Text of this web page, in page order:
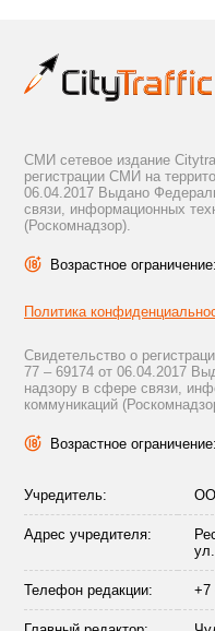
СМИ сетевое издание
регистрации СМИ на
06.04.2017 Выдано
связи, информационных
(Роскомнадзор).
Возрастное
Политика
Свидетельство о
77 – 69174 от 06.04.2017
надзору в сфере связи,
коммуникаций
Возрастное
Учредитель:
Адрес учредителя:
Телефон редакции: +7